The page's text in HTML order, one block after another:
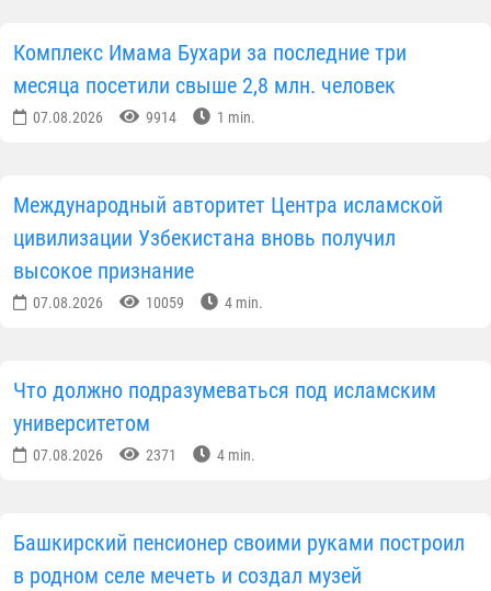
Комплекс Имама Бухари за последние три
месяца посетили свыше 2,8 млн. человек
07.08.2026 9914 1 min.
Международный авторитет Центра исламской
цивилизации Узбекистана вновь получил
высокое признание
07.08.2026 10059 4 min.
Что должно подразумеваться под исламским
университетом
07.08.2026 2371 4 min.
Башкирский пенсионер своими руками построил
в родном селе мечеть и создал музей